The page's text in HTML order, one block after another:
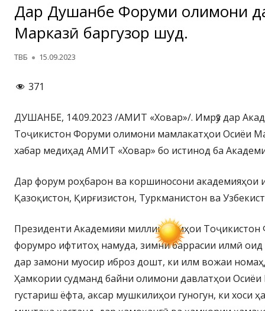
Дар Душанбе Форуми олимони
Марказӣ баргузор шуд.
Автор
ТВБ Опубликовано
15.09.2023
371
ДУШАНБЕ, 14.09.2023 /АМИТ «Ховар»/. Имрӯз дар
Тоҷикистон Форуми олимони мамлакатҳои Осиёи
хабар медиҳад АМИТ «Ховар» бо истинод ба
Дар форум роҳбарон ва коршиносони академияҳои
Қазоқистон, Қирғизистон, Туркманистон ва
Президенти Академияи миллии илмҳои
форумро ифтитоҳ намуда, зимни баррасии илмӣ
дар замони муосир иброз дошт, ки илм вожаи
Ҳамкории судманд байни олимони давлатҳои
густариш ёфта, аксар мушкилиҳои гуногун, ки хоси